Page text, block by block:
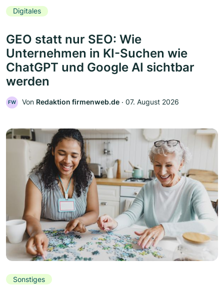
Digitales
GEO statt nur SEO: Wie
Unternehmen in KI-Suchen wie
ChatGPT und Google AI sichtbar
werden
FW Von Redaktion firmenweb.de ‧ 07. August 2026
Sonstiges